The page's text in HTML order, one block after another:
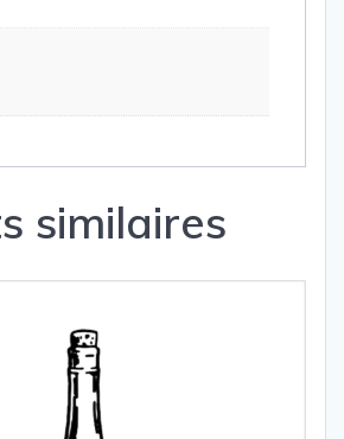
similaires